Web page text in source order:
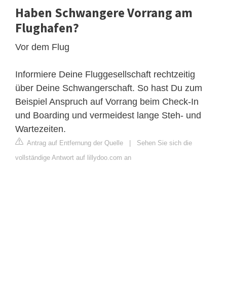
Haben Schwangere Vorrang am
Flughafen?
Vor dem Flug
Informiere Deine Fluggesellschaft rechtzeitig
über Deine Schwangerschaft. So hast Du zum
Beispiel Anspruch auf Vorrang beim Check-In
und Boarding und vermeidest lange Steh- und
Wartezeiten.
Antrag auf Entfernung der Quelle
Sehen Sie sich die
vollständige Antwort auf lillydoo.com an